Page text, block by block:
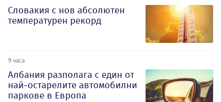
Словакия с нов абсолютен
температурен рекорд
9 часа
Албания разполага с един от
най-остарелите автомобилни
паркове в Европа